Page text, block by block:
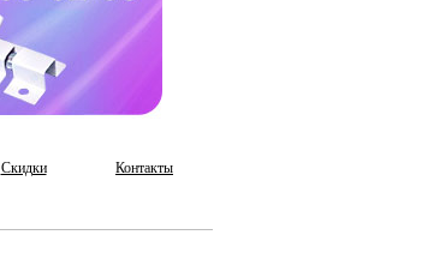
Скидки Контакты